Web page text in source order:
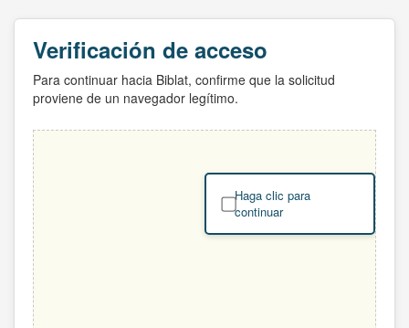
Verificación de acceso
Para continuar hacia Biblat, confirme que la solicitud
proviene de un navegador legítimo.
Haga clic para
continuar